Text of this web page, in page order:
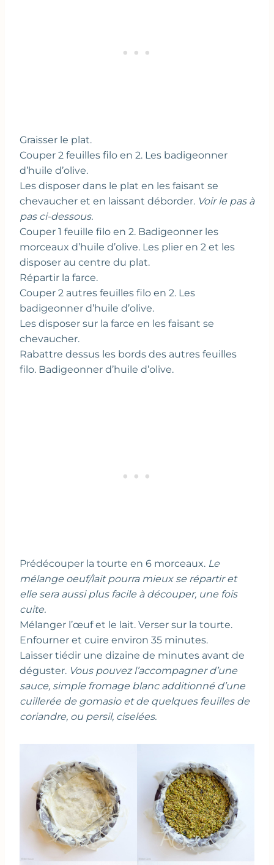
Graisser le plat.
Couper 2 feuilles filo en 2. Les badigeonner
d’huile d’olive.
Les disposer dans le plat en les faisant se
chevaucher et en laissant déborder. Voir le pas à
pas ci-dessous.
Couper 1 feuille filo en 2. Badigeonner les
morceaux d’huile d’olive. Les plier en 2 et les
disposer au centre du plat.
Répartir la farce.
Couper 2 autres feuilles filo en 2. Les
badigeonner d’huile d’olive.
Les disposer sur la farce en les faisant se
chevaucher.
Rabattre dessus les bords des autres feuilles
filo. Badigeonner d’huile d’olive.
Prédécouper la tourte en 6 morceaux. Le
mélange oeuf/lait pourra mieux se répartir et
elle sera aussi plus facile à découper, une fois
cuite.
Mélanger l’œuf et le lait. Verser sur la tourte.
Enfourner et cuire environ 35 minutes.
Laisser tiédir une dizaine de minutes avant de
déguster. Vous pouvez l’accompagner d’une
sauce, simple fromage blanc additionné d’une
cuillerée de gomasio et de quelques feuilles de
coriandre, ou persil, ciselées.